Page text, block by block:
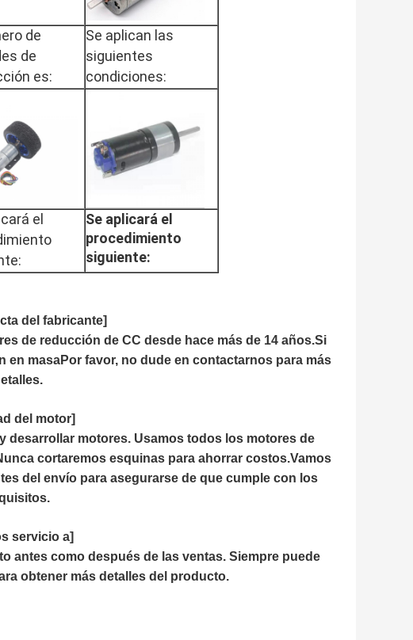
de
de
es:
Se aplican las
siguientes
condiciones:
el
Se aplicará el
procedimiento
siguiente:
del fabricante]
de reducción de CC desde hace más de 14 años.Si
masaPor favor, no dude en contactarnos para más
del motor]
desarrollar motores. Usamos todos los motores de
cortaremos esquinas para ahorrar costos.Vamos
del envío para asegurarse de que cumple con los
servicio a]
antes como después de las ventas. Siempre puede
obtener más detalles del producto.